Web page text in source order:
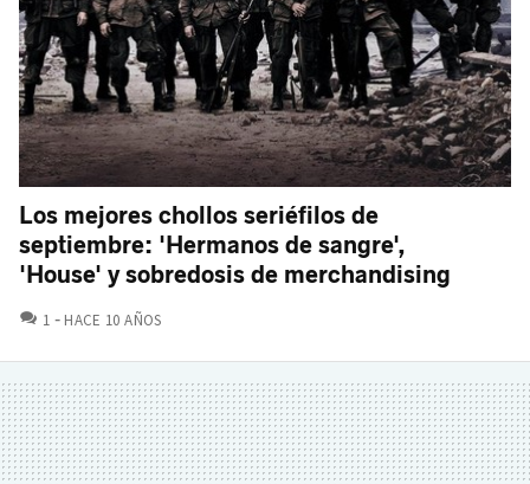
Los mejores chollos seriéfilos de
septiembre: 'Hermanos de sangre',
'House' y sobredosis de merchandising
1 COMENTARIOS
HACE 10 AÑOS